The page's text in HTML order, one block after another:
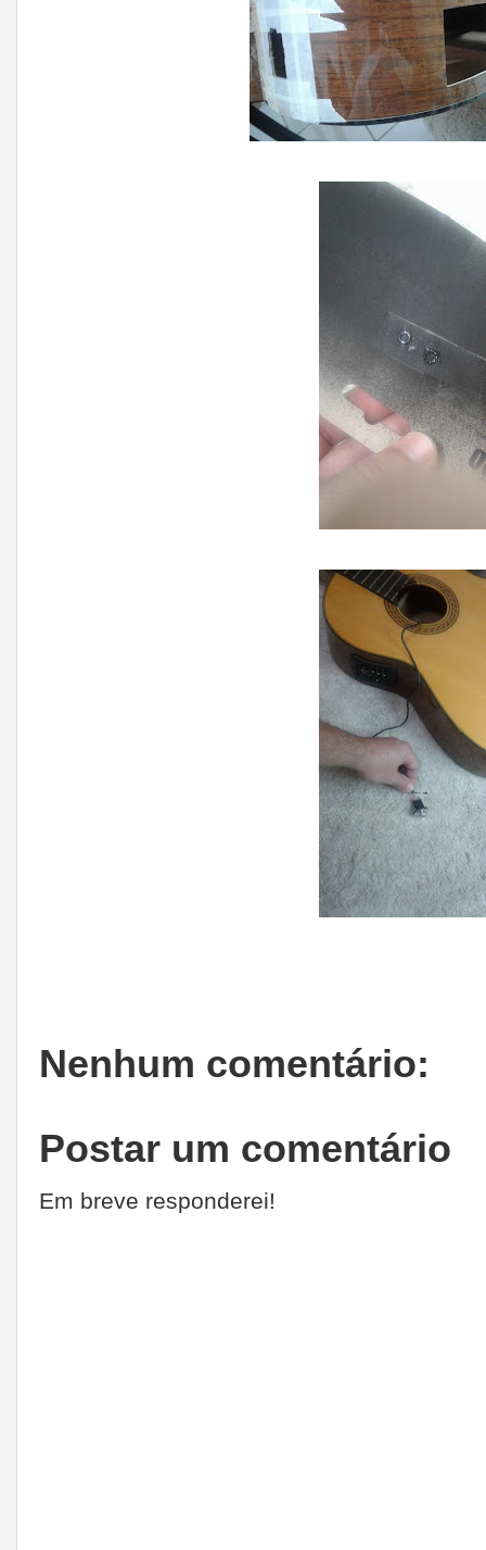
Nenhum comentário:
Postar um comentário
Em breve responderei!